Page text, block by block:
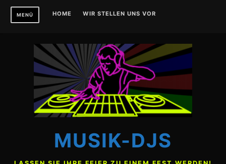
Zum
InhaltMENÜ HOME WIR STELLEN UNS VOR
MUSIK-DJS